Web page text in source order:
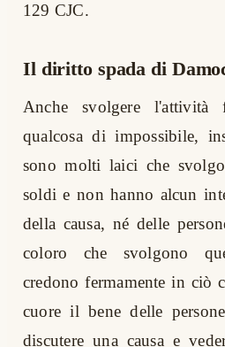
129 CJC.
Il diritto spada di
Anche svolgere l'attività
qualcosa di impossibile,
sono molti laici che
soldi e non hanno alcun
della causa, né delle
coloro che svolgono
credono fermamente in ciò
cuore il bene delle
discutere una causa e